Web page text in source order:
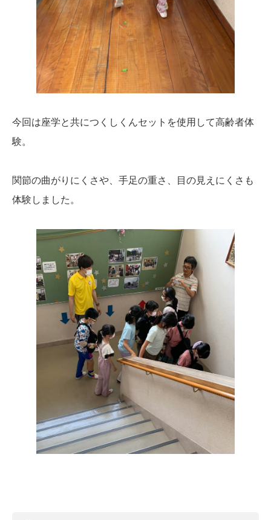
今回は座学と共につくしくんセットを使用して高齢者体
験。
関節の曲がりにくさや、手足の重さ、目の見えにくさも
体験しました。